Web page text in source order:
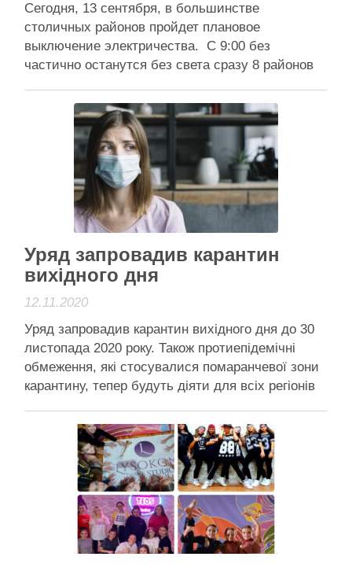
Сегодня, 13 сентября, в большинстве
столичных районов пройдет плановое
выключение электричества. С 9:00 без
частично останутся без света сразу 8 районов
запланировали на улицах Дарницкого,
Днепровского, Голосеевского, Оболонского,
Печерского, Подольского, Соломенского и
Шевченквского районов. Об этом сообщается на
сайте ДТЭК. Большинству улиц восстановят
электричество к 18:00, …
Читати далі
Анонси
Уряд запровадив карантин
вихідного дня
12.11.2020
Уряд запровадив карантин вихідного дня до 30
листопада 2020 року. Також протиепідемічні
обмеження, які стосувалися помаранчевої зони
карантину, тепер будуть діяти для всіх регіонів
Читати далі
Активісти району